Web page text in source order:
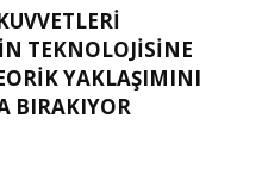
TEKNOLOJISINE
YAKLAŞIMINI
BIRAKIYOR